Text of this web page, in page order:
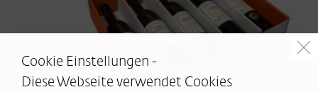
Cookie Einstellungen -
Diese Webseite verwendet Cookies